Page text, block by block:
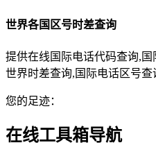
世界各国区号时差查询
提供在线国际电话代码查询,
世界时差查询,国际电话区号查
您的足迹：
在线工具箱导航